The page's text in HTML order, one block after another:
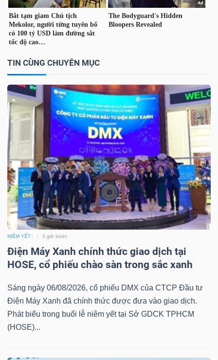
TIN CÙNG CHUYÊN MỤC
NIÊM YẾT 3 giờ trước
Điện Máy Xanh chính thức giao dịch tại
HOSE, cổ phiếu chào sàn trong sắc xanh
Sáng ngày 06/08/2026, cổ phiếu DMX của CTCP Đầu tư
Điện Máy Xanh đã chính thức được đưa vào giao dịch.
Phát biểu trong buổi lễ niêm yết tại Sở GDCK TPHCM
(HOSE)...
CHÍNH
CÁ
NHÂN
PHÂN
TÍCH
VIETSTOCKFINANCE
VĨ
MÔ
NGÀNH
DOANH
CỔ